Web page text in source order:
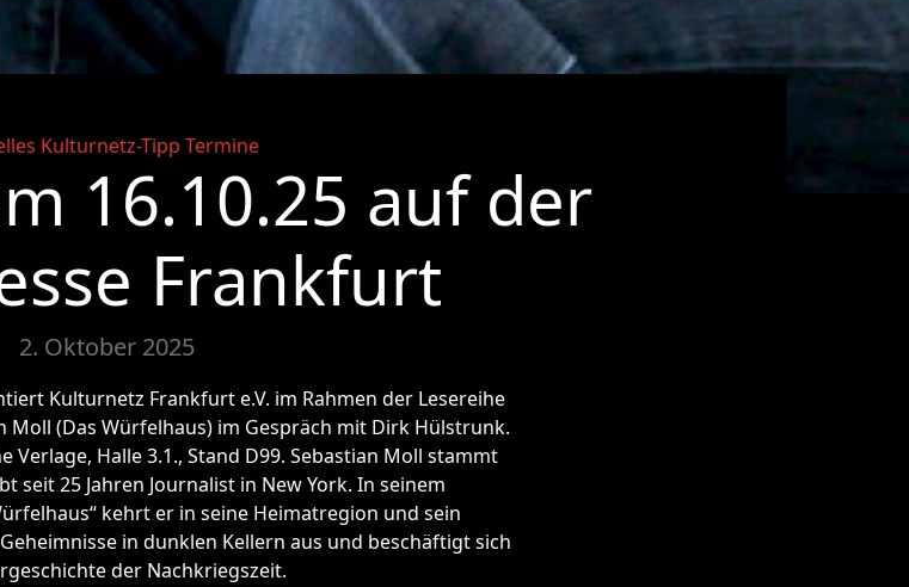
Categories
Kulturnetz-Tipp Termine
16.10.25 auf der
Frankfurt
2. Oktober 2025
Kulturnetz Frankfurt e.V. im Rahmen der Lesereihe
Moll (Das Würfelhaus) im Gespräch mit Dirk Hülstrunk.
Verlage, Halle 3.1., Stand D99. Sebastian Moll stammt
seit 25 Jahren Journalist in New York. In seinem
kehrt er in seine Heimatregion und sein
in dunklen Kellern aus und beschäftigt sich
der Nachkriegszeit.